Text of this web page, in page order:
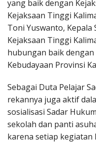
yang baik dengan
Kejaksaan Tinggi
Toni Yuswanto, Kepala
Kejaksaan Tinggi
hubungan baik
Kebudayaan Provinsi
Sebagai Duta Pelajar
rekannya juga aktif
sosialisasi Sadar
sekolah dan panti
karena setiap kegiatan